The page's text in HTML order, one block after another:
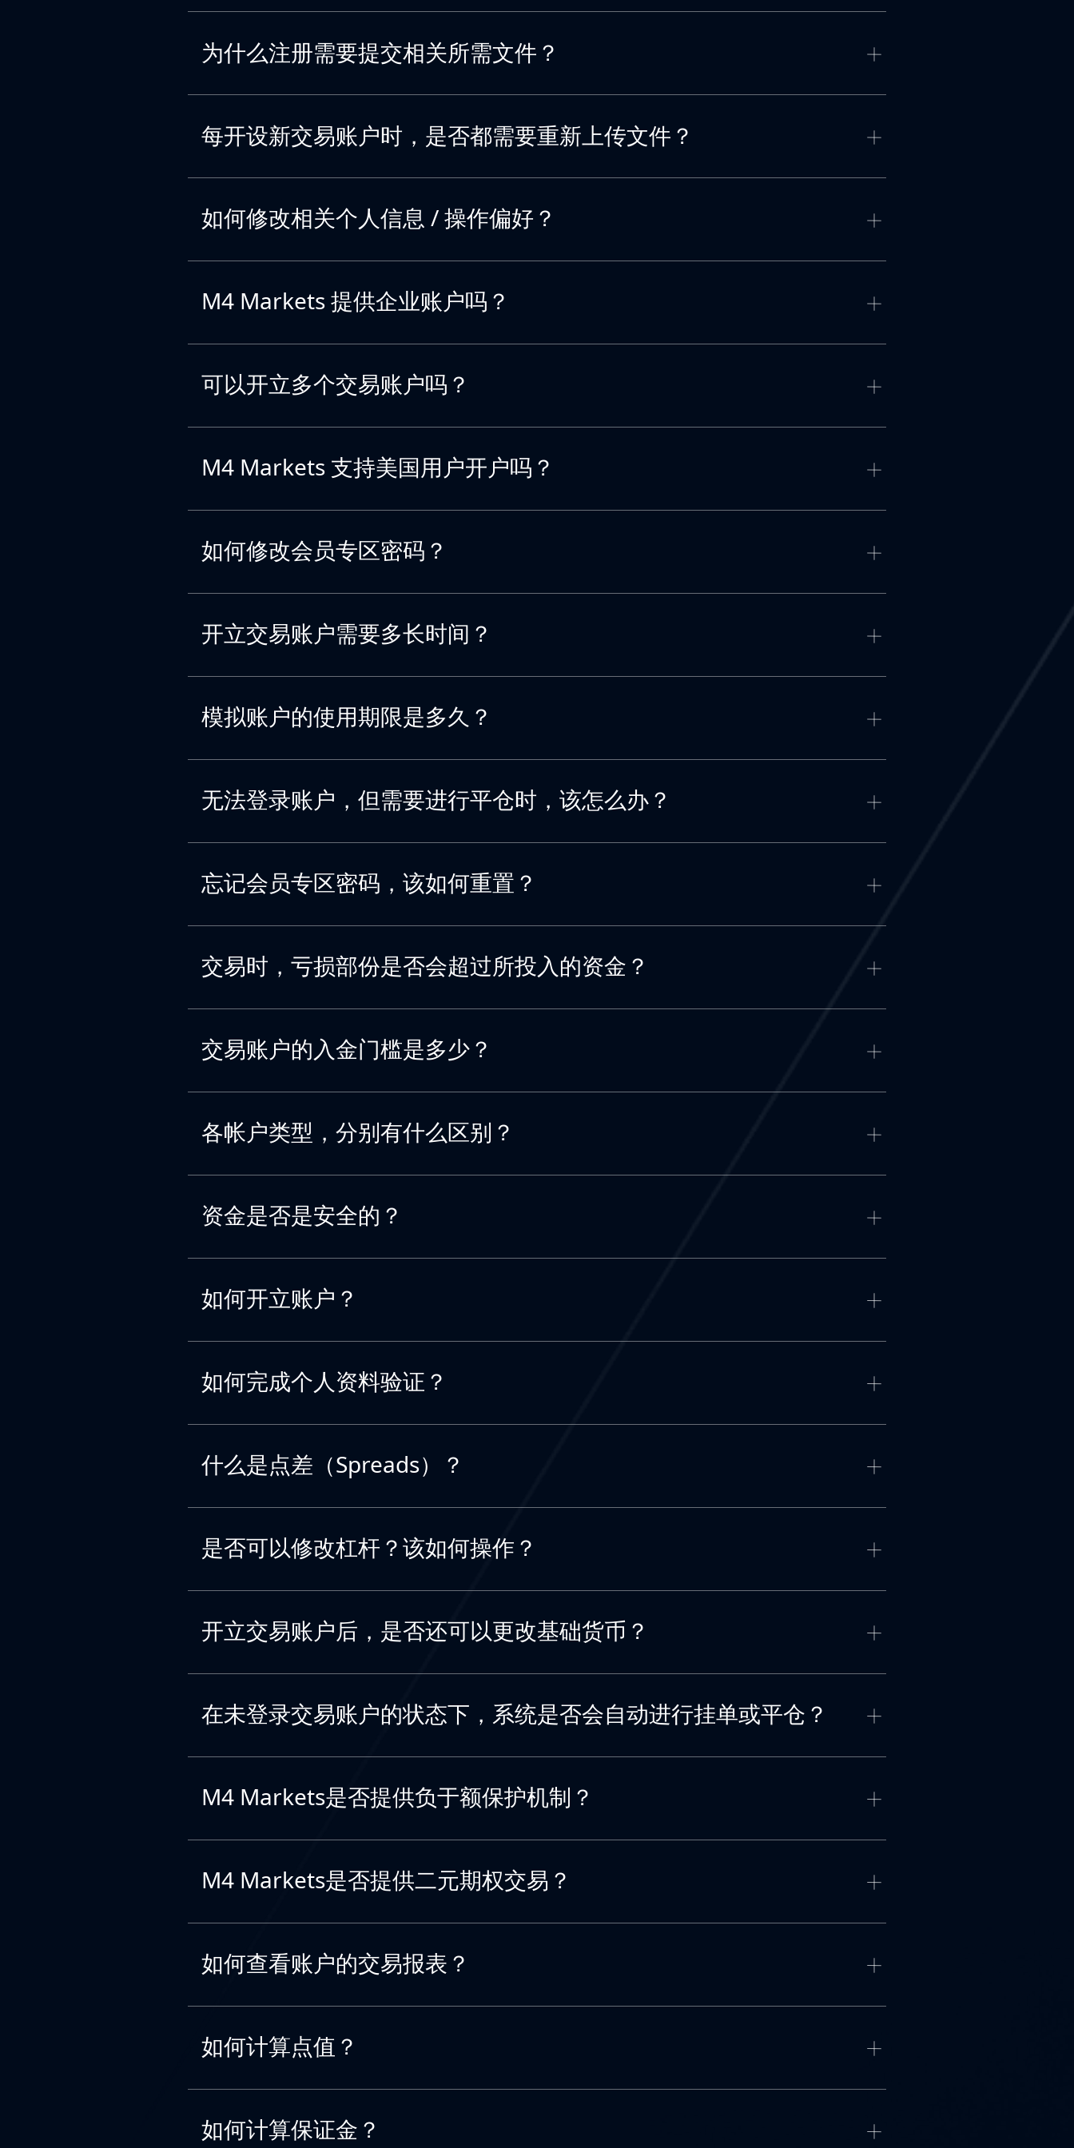
为什么注册需要提交相关所需文件？
每开设新交易账户时，是否都需要重新上传文件？
如何修改相关个人信息 / 操作偏好？
M4 Markets 提供企业账户吗？
可以开立多个交易账户吗？
M4 Markets 支持美国用户开户吗？
如何修改会员专区密码？
开立交易账户需要多长时间？
模拟账户的使用期限是多久？
无法登录账户，但需要进行平仓时，该怎么办？
忘记会员专区密码，该如何重置？
交易时，亏损部份是否会超过所投入的资金？
交易账户的入金门槛是多少？
各帐户类型，分别有什么区别？
资金是否是安全的？
如何开立账户？
如何完成个人资料验证？
什么是点差（Spreads）？
是否可以修改杠杆？该如何操作？
开立交易账户后，是否还可以更改基础货币？
在未登录交易账户的状态下，系统是否会自动进行挂单或平仓？
M4 Markets是否提供负于额保护机制？
M4 Markets是否提供二元期权交易？
如何查看账户的交易报表？
如何计算点值？
如何计算保证金？